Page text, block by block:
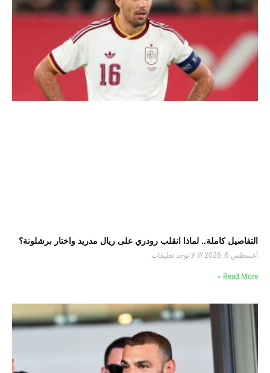
التفاصيل كاملة.. لماذا انقلب رودري على ريال مدريد واختار برشلونة؟
أغسطس 6, 2026 لا توجد تعليقات
Read More »